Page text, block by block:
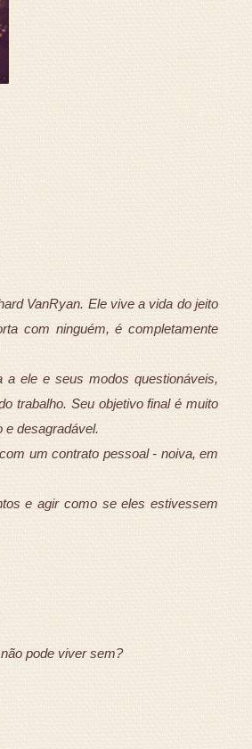
VanRyan. Ele vive a vida do jeito
com ninguém, é completamente
a ele e seus modos questionáveis,
trabalho. Seu objetivo final é muito
e desagradável.
um contrato pessoal - noiva, em
e agir como se eles estivessem
pode viver sem?